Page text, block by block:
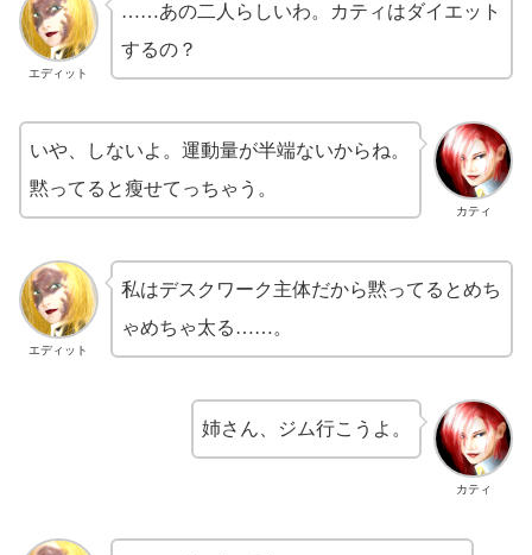
エディット
……あの二人らしいわ。カティはダイエット
するの？
カティ
いや、しないよ。運動量が半端ないからね。
黙ってると瘦せてっちゃう。
エディット
私はデスクワーク主体だから黙ってるとめち
ゃめちゃ太る……。
カティ
姉さん、ジム行こうよ。